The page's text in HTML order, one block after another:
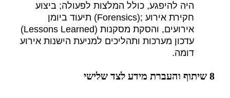
היה להיפגע, כולל המלצות לפעולה; ביצוע
חקירת אירוע ;(Forensics) תיעוד ביומן
אירועים, והסקת מסקנות (Lessons Learned)
עדכון מערכות ותהליכים למניעת הישנות אירוע
דומה.
8 שיתוף והעברת מידע לצד שלישי